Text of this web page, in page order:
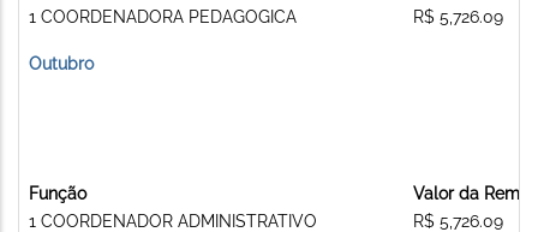
1 COORDENADORA PEDAGOGICA
R$ 5,726.09
Outubro
Função
1 COORDENADOR ADMINISTRATIVO
Valor da
R$ 5,726.09